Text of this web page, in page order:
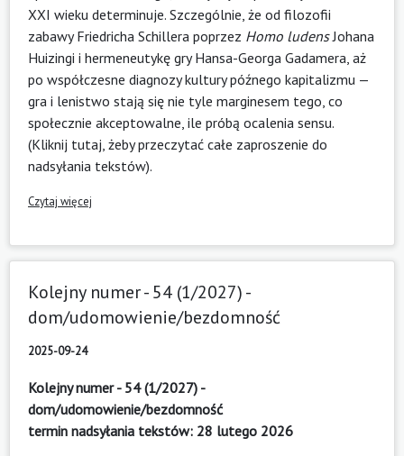
XXI wieku determinuje. Szczególnie, że od filozofii
zabawy Friedricha Schillera poprzez Homo ludensJohana
Huizingi i hermeneutykę gry Hansa-Georga Gadamera, aż
po współczesne diagnozy kultury późnego kapitalizmu —
gra i lenistwo stają się nie tyle marginesem tego, co
społecznie akceptowalne, ile próbą ocalenia sensu.
(Kliknij tutaj, żeby przeczytać całe zaproszenie do
nadsyłania tekstów).
Czytaj więcej
Kolejny numer - 54 (1/2027) -
dom/udomowienie/bezdomność
2025-09-24
Kolejny numer - 54 (1/2027) -
dom/udomowienie/bezdomność
termin nadsyłania tekstów: 28 lutego 2026